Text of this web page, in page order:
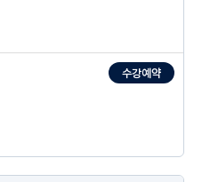
수강예약